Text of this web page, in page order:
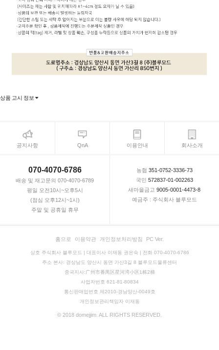
상품 고시 정보
공지사항 QnA 이용안내 회사소개
070-4070-6786
배송 및 재고문의 070-4070-6789
평일 오전10시~오후5시
(점심 오후12시~1시)
주말 및 공휴일 휴무
농협 351-0752-3336-73
국민 572837-01-002263
새마을금고 9005-0001-4473-8
예금주 : 주식회사 블루모드
홈으로 이용약관 개인정보처리방침 PC Ver.
상호 주식회사 블루모드 | 대표이사 이재동 권은숙 | 전화 070-4070-6786
주소 본사: 경상남도 양산시 동면 가산3길 8 블루모드물류센터
중국지사:广州市番禺区星河湾小区1栋2梯
사업자번호 621-81-80834
통신판매업번호 제2010-경남양산-0049호
개인정보관리책임자 이재동
© 2018 domejjim. ALL RIGHTS RESERVED.